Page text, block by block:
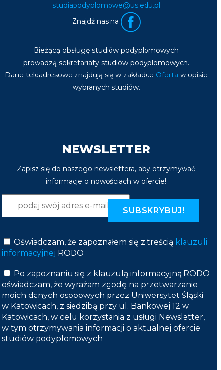
studiapodyplomowe@us.edu.pl
Znajdź nas na
Bieżącą obsługę studiów podyplomowych
prowadzą sekretariaty studiów podyplomowych.
Dane teleadresowe znajdują się w zakładce Oferta w opisie
wybranych studiów.
NEWSLETTER
Zapisz się do naszego newslettera, aby otrzymywać
informacje o nowościach w ofercie!
Oświadczam, że zapoznałem się z treścią klauzuli
informacyjnej RODO
Po zapoznaniu się z klauzulą informacyjną RODO
oświadczam, że wyrażam zgodę na przetwarzanie
moich danych osobowych przez Uniwersytet Śląski
w Katowicach, z siedzibą przy ul. Bankowej 12 w
Katowicach, w celu korzystania z usługi Newsletter,
w tym otrzymywania informacji o aktualnej ofercie
studiów podyplomowych